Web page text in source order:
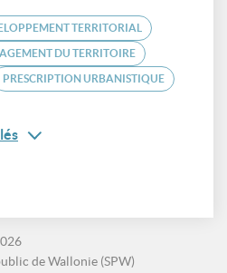
TERRITORIAL
DU TERRITOIRE
PRESCRIPTION URBANISTIQUE
de Wallonie (SPW)